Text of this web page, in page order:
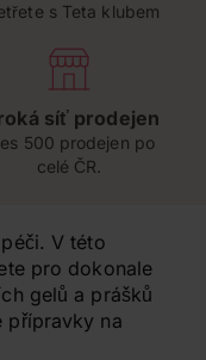
s Teta klubem
síť prodejen
500 prodejen po
celé ČR.
V této
pro dokonale
gelů a prášků
přípravky na